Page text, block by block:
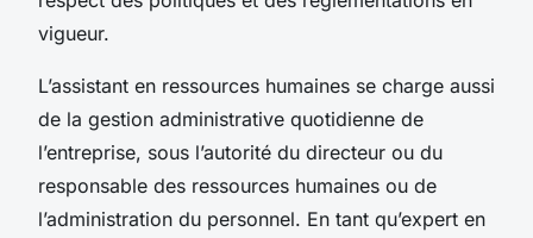
vigueur.
L’assistant en ressources humaines se charge aussi
de la gestion administrative quotidienne de
l’entreprise, sous l’autorité du directeur ou du
responsable des ressources humaines ou de
l’administration du personnel. En tant qu’expert en